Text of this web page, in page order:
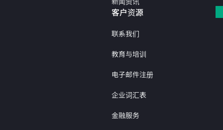
客户资源
联系我们
教育与培训
电子邮件注册
企业词汇表
金融服务